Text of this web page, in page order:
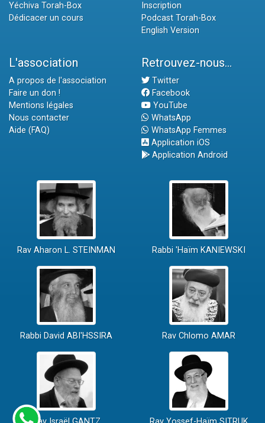
Yéchiva Torah-Box
Dédicacer un cours
Inscription
Podcast Torah-Box
English Version
L'association
A propos de l'association
Faire un don !
Mentions légales
Nous contacter
Aide (FAQ)
Retrouvez-nous...
Twitter
Facebook
YouTube
WhatsApp
WhatsApp Femmes
Application iOS
Application Android
Rav Aharon L. STEINMAN Rabbi 'Haïm KANIEWSKI
Rabbi David ABI'HSSIRA Rav Chlomo AMAR